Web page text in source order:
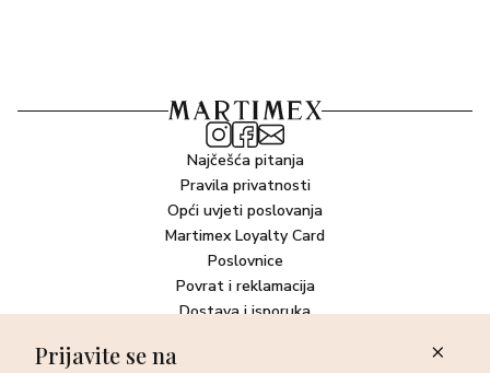
Najčešća pitanja
Pravila privatnosti
Opći uvjeti poslovanja
Martimex Loyalty Card
Poslovnice
Povrat i reklamacija
Dostava i isporuka
Prijavite se na